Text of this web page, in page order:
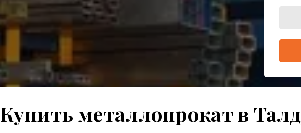
Купить металлопрокат в